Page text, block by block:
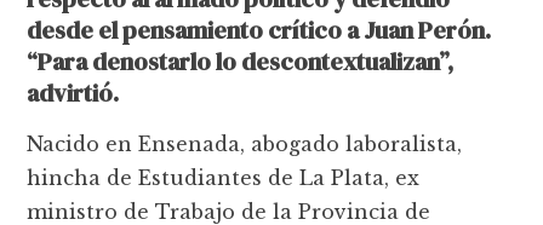
desde el pensamiento crítico a Juan Perón.
“Para denostarlo lo descontextualizan”,
advirtió.
Nacido en Ensenada, abogado laboralista,
hincha de Estudiantes de La Plata, ex
ministro de Trabajo de la Provincia de